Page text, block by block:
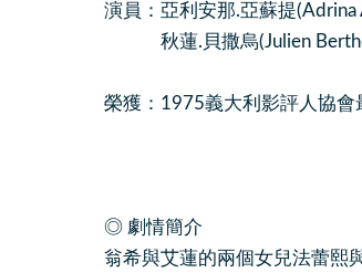
演員：亞利安那.亞蘇提(Adrina
秋蓮.貝撒烏(Julien
榮獲：1975義大利影評人協會
◎ 劇情簡介
翁希與艾蓮的兩個女兒法蕾熙